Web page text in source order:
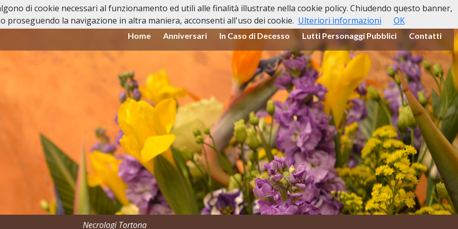
Home Anniversari In Caso di Decesso Lutti Personaggi Pubblici Contatti
Necrologi Tortona
di cookie necessari al funzionamento ed utili alle finalità illustrate nella cookie policy. Chiudendo questo banner,
proseguendo la navigazione in altra maniera, acconsenti all'uso dei cookie. Ulteriori informazioni OK